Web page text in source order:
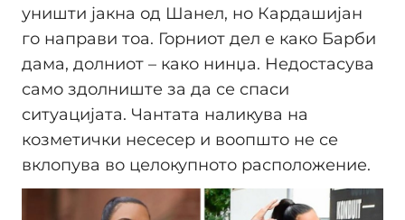
уништи јакна од Шанел, но Кардашијан
го направи тоа. Горниот дел е како Барби
дама, долниот – како нинџа. Недостасува
само здолниште за да се спаси
ситуацијата. Чантата наликува на
козметички несесер и воопшто не се
вклопува во целокупното расположение.